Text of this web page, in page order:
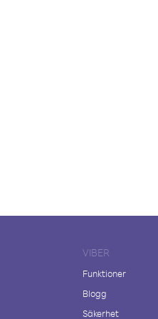
VIBER
Funktioner
Blogg
Säkerhet